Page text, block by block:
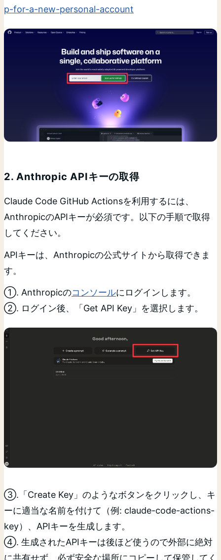
p-for-a-new-personal-account
2. Anthropic APIキーの取得
Claude Code GitHub Actionsを利用するには、
AnthropicのAPIキーが必須です。以下の手順で取得
してください。
APIキーは、Anthropicの公式サイトから取得できま
す。
①. Anthropicのコンソールにログインします。
②. ログイン後、「Get API Key」を選択します。
③.「Create Key」のようなボタンをクリックし、キ
ーに適当な名前を付けて（例: claude-code-actions-
key）、APIキーを生成します。
④. 生成されたAPIキーは後ほど使うので外部に絶対
に共有せず、必ず安全な場所にコピーして保管してく